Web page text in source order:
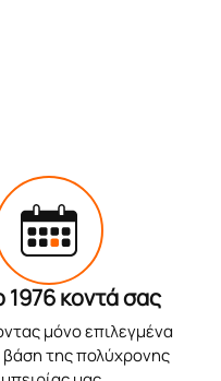
1976 κοντά σας
μόνο επιλεγμένα
της πολύχρονης